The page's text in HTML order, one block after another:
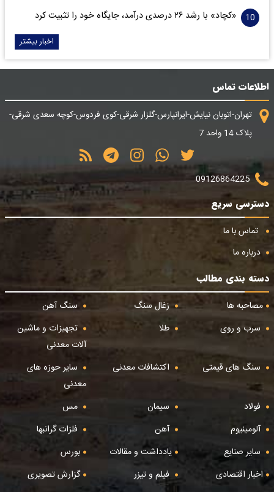
«کچاد» با رشد ۲۶ درصدی درآمد، جایگاه خود را تثبیت کرد
اخبار بیشتر
اطلاعات تماس
تهران-اتوبان نیایش-ایرانپارس-گلزار شرقی-کوی فردوس-کوچه سعدی شرقی-
پلاک 14 واحد 7
09126864225
دسترسی سریع
تماس با ما
درباره ما
دسته بندی مطالب
مصاحبه ها
زغال سنگ
سنگ آهن
سرب و روی
طلا
تجهیزات و ماشین
آلات معدنی
سنگ های قیمتی
اکتشافات معدنی
سایر حوزه های
معدنی
فولاد
سیمان
مس
آلومینیوم
آهن
فلزات گرانبها
سایر صنایع
یادداشت و مقالات
بورس
اخبار اقتصادی
فیلم و تیزر
گزارش تصویری